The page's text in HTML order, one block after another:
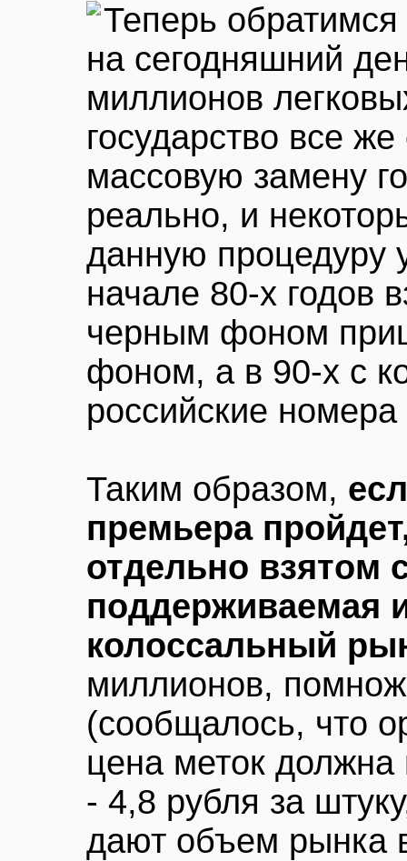
Теперь обратимся
на сегодняшний
миллионов
государство все
массовую замену
реально, и
данную процедуру
начале 80-х годов
черным фоном
фоном, а в 90-х с
российские
Таким образом,
премьера
отдельно взятом
поддерживаемая
колоссальный
миллионов,
(сообщалось, что
цена меток должна
- 4,8 рубля за
дают объем рынка